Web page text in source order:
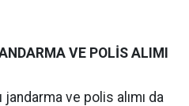
VE POLİS ALIMI
ve polis alımı da